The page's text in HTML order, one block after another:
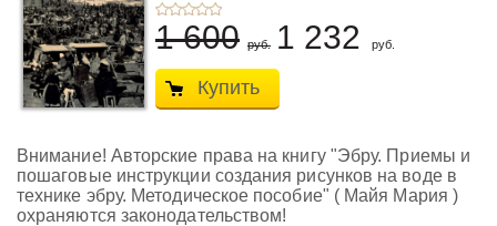
1 600 руб. 1 232 руб.
Купить
Внимание! Авторские права на книгу "Эбру. Приемы и
пошаговые инструкции создания рисунков на воде в
технике эбру. Методическое пособие" ( Майя Мария )
охраняются законодательством!